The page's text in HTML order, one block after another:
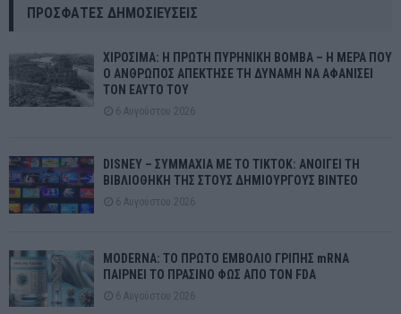
ΠΡΌΣΦΑΤΕΣ ΔΗΜΟΣΙΕΎΣΕΙΣ
ΧΙΡΟΣΙΜΑ: Η ΠΡΩΤΗ ΠΥΡΗΝΙΚΗ ΒΟΜΒΑ – Η ΜΕΡΑ ΠΟΥ
Ο ΑΝΘΡΩΠΟΣ ΑΠΕΚΤΗΣΕ ΤΗ ΔΥΝΑΜΗ ΝΑ ΑΦΑΝΙΣΕΙ
ΤΟΝ ΕΑΥΤΟ ΤΟΥ
6 Αυγούστου 2026
DISNEY – ΣΥΜΜΑΧΙΑ ΜΕ ΤΟ TIKTOK: ΑΝΟΙΓΕΙ ΤΗ
ΒΙΒΛΙΟΘΗΚΗ ΤΗΣ ΣΤΟΥΣ ΔΗΜΙΟΥΡΓΟΥΣ ΒΙΝΤΕΟ
6 Αυγούστου 2026
MODERNA: ΤΟ ΠΡΩΤΟ ΕΜΒΟΛΙΟ ΓΡΙΠΗΣ mRNA
ΠΑΙΡΝΕΙ ΤΟ ΠΡΑΣΙΝΟ ΦΩΣ ΑΠΟ ΤΟΝ FDA
6 Αυγούστου 2026